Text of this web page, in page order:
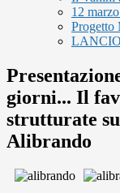
12
Progetto
giorni... Il
strutturate
Alibrando